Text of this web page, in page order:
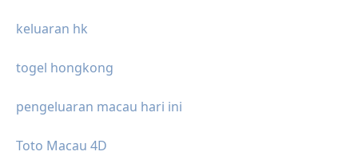
keluaran hk
togel hongkong
pengeluaran macau hari ini
Toto Macau 4D